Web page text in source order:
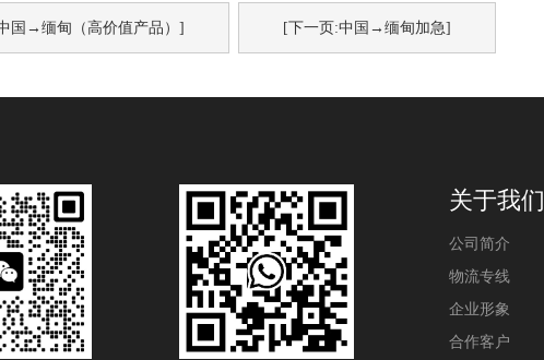
国→缅甸（高价值产品）] [下一页:中国→缅甸加急]
关于我们
公司简介
物流专线
企业形象
合作客户